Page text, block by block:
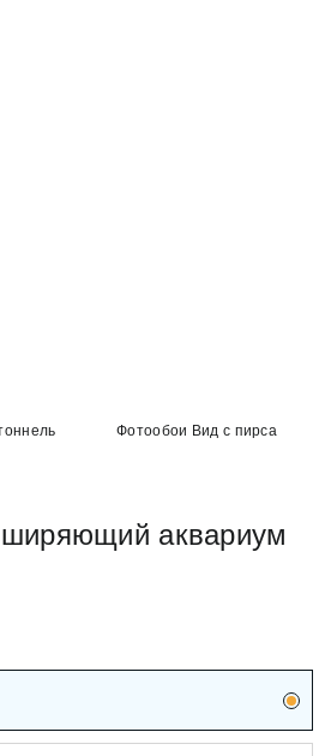
Фотообои Вид с пирса
аквариум